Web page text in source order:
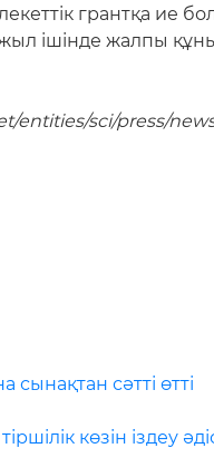
грантқа ие
ішінде жалпы
sci/press/
сәтті өтті
көзін іздеу